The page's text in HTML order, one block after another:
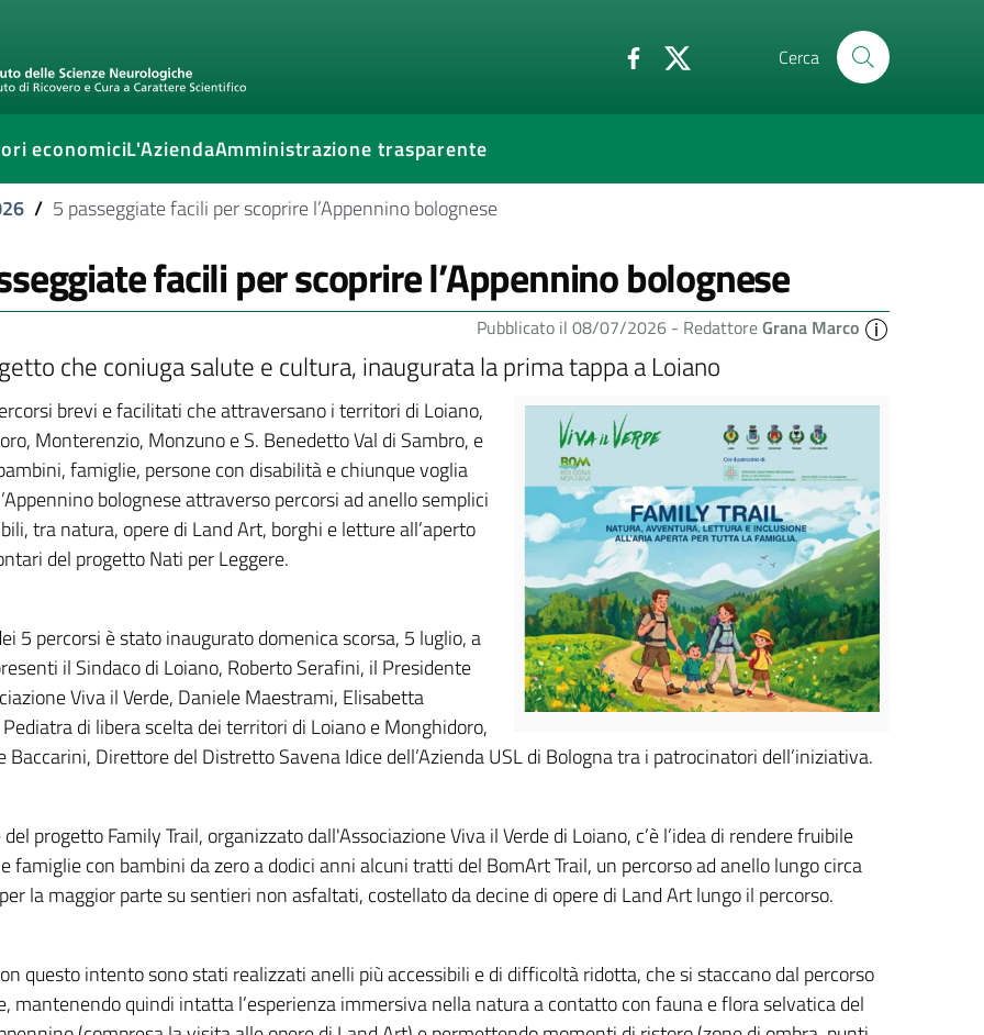
Cerca
economiciL'AziendaAmministrazione trasparente
/ 5 passeggiate facili per scoprire l’Appennino bolognese
facili per scoprire l’Appennino bolognese
Pubblicato il 08/07/2026 - RedattoreGrana Marco
che coniuga salute e cultura, inaugurata la prima tappa a Loiano
brevi e facilitati che attraversano i territori di Loiano,
Monterenzio, Monzuno e S. Benedetto Val di Sambro, e
famiglie, persone con disabilità e chiunque voglia
bolognese attraverso percorsi ad anello semplici
tra natura, opere di Land Art, borghi e letture all’aperto
del progetto Nati per Leggere.
5 percorsi è stato inaugurato domenica scorsa, 5 luglio, a
il Sindaco di Loiano, Roberto Serafini, il Presidente
Viva il Verde, Daniele Maestrami, Elisabetta
di libera scelta dei territori di Loiano e Monghidoro,
Baccarini, Direttore del Distretto Savena Idice dell’Azienda USL di Bologna tra i patrocinatori dell’iniziativa.
progetto Family Trail, organizzato dall'Associazione Viva il Verde di Loiano, c’è l’idea di rendere fruibile
famiglie con bambini da zero a dodici anni alcuni tratti del BomArt Trail, un percorso ad anello lungo circa
la maggior parte su sentieri non asfaltati, costellato da decine di opere di Land Art lungo il percorso.
questo intento sono stati realizzati anelli più accessibili e di difficoltà ridotta, che si staccano dal percorso
mantenendo quindi intatta l’esperienza immersiva nella natura a contatto con fauna e flora selvatica del